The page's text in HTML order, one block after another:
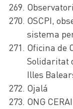
OSCPI,
sistema
Oficina de
Solidaritat
Illes
Ojalá
ONG